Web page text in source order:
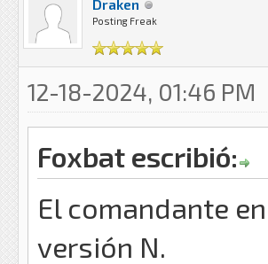
Draken
Posting Freak
12-18-2024, 01:46 PM
Foxbat escribió:
El comandante
versión N.